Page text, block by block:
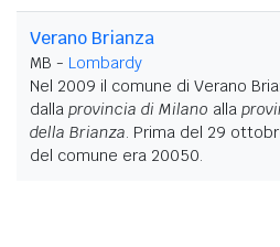
Verano Brianza
MB - Lombardy
Nel 2009 il comune di Verano
dalla provincia di Milano alla
della Brianza. Prima del 29
del comune era 20050.